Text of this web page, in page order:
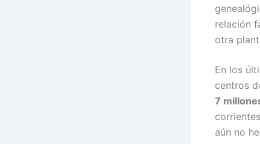
relación
otra
En los
centros
7
aún no